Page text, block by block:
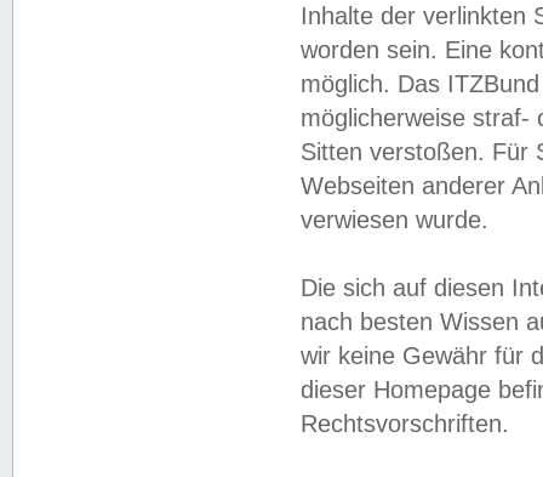
Inhalte der verlinkten
worden sein. Eine
möglich. Das
möglicherweise straf-
Sitten verstoßen. Für
Webseiten anderer
verwiesen wurde.
Die sich auf diesen
nach besten Wissen
wir keine Gewähr für
dieser Homepage
Rechtsvorschriften.